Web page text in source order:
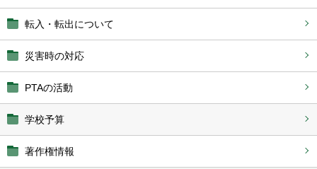
転入・転出について
災害時の対応
PTAの活動
学校予算
著作権情報